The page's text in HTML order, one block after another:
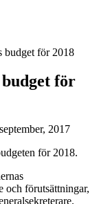
budget för 2018
för
2017
för 2018.
och förutsättningar,